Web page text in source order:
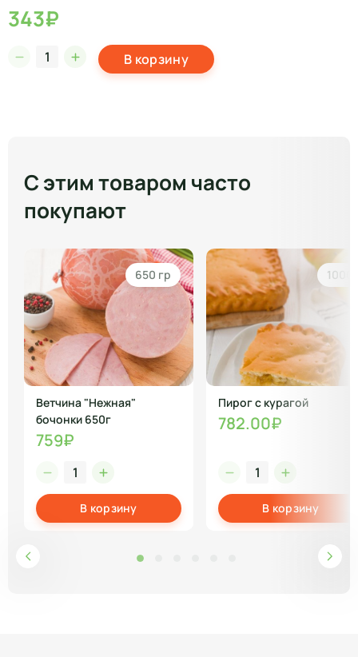
343₽
В корзину
С этим товаром часто
покупают
650 гр
Ветчина "Нежная"
бочонки 650г
759₽
В корзину
1000
Пирог с курагой
782.00₽
В корзину